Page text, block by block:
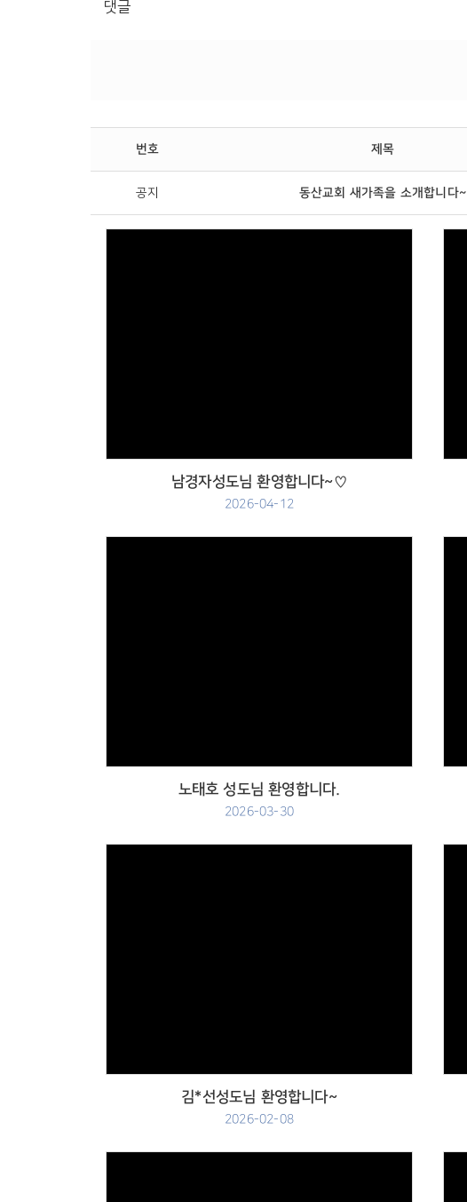
댓글
번호 제목
공지 동산교회 새가족을 소개합니다~
남경자성도님 환영합니다~♡
2026-04-12
노태호 성도님 환영합니다.
2026-03-30
김*선성도님 환영합니다~
2026-02-08